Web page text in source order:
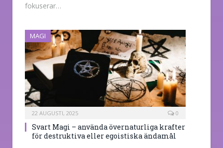
fokuserar…
MAGI
22 AUGUSTI, 2025 0
Svart Magi – använda övernaturliga krafter
för destruktiva eller egoistiska ändamål